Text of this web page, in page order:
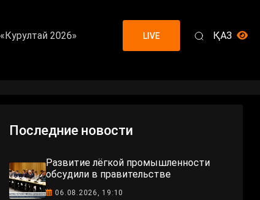
«Курултай 2026» LIVE ҚАЗ
Последние новости
Развитие лёгкой промышленности
обсудили в правительстве
06.08.2026, 19:10